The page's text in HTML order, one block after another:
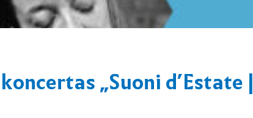
„Suoni d’Estate |